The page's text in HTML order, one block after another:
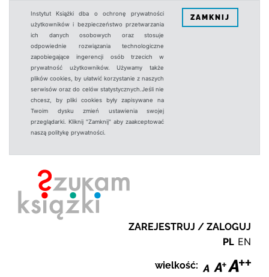
Instytut Książki dba o ochronę prywatności
użytkowników i bezpieczeństwo przetwarzania
ich danych osobowych oraz stosuje
odpowiednie rozwiązania technologiczne
zapobiegające ingerencji osób trzecich w
prywatność użytkowników. Używamy także
plików cookies, by ułatwić korzystanie z naszych
serwisów oraz do celów statystycznych.Jeśli nie
chcesz, by pliki cookies były zapisywane na
Twoim dysku zmień ustawienia swojej
przeglądarki. Kliknij "Zamknij" aby zaakceptować
naszą politykę prywatności.
ZAMKNIJ
ZAREJESTRUJ / ZALOGUJ
PL EN
wielkość: